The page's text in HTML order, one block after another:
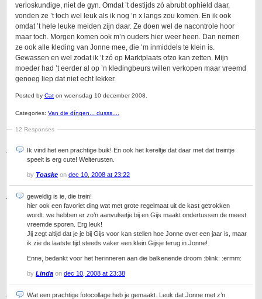
verloskundige, niet de gyn. Omdat ’t destijds zó abrubt ophield daar,
vonden ze ’t toch wel leuk als ik nog ’n x langs zou komen. En ik ook
omdat ’t hele leuke meiden zijn daar. Ze doen wel de nacontrole hoor
maar toch. Morgen komen ook m’n ouders hier weer heen. Dan nemen
ze ook alle kleding van Jonne mee, die ‘m inmiddels te klein is.
Gewassen en wel zodat ik ’t zó op Marktplaats ofzo kan zetten. Mijn
moeder had ’t eerder al op ’n kledingbeurs willen verkopen maar vreemd
genoeg liep dat niet echt lekker.
Posted by Cat on woensdag 10 december 2008.
Categories: Van die díngen... dusss....
12 Responses
Ik vind het een prachtige buik! En ook het kereltje dat daar met dat treintje
speelt is erg cute! Welterusten.
by Toaske on dec 10, 2008 at 23:22
geweldig is ie, die trein!
hier ook een favoriet ding wat met grote regelmaat uit de kast getrokken
wordt. we hebben er zo’n aanvulsetje bij en Gijs maakt ondertussen de meest
vreemde sporen. Erg leuk!
Jij zegt altijd dat je je bij Gijs voor kan stellen hoe Jonne over een jaar is, maar
ik zie de laatste tijd steeds vaker een klein Gijsje terug in Jonne!
Enne, bedankt voor het herinneren aan die balkenende droom :blink: :ermm:
by Linda on dec 10, 2008 at 23:38
Wat een prachtige fotocollage heb je gemaakt. Leuk dat Jonne met z’n